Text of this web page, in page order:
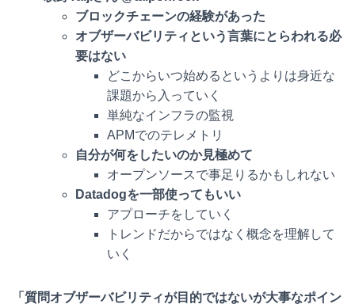
ブロックチェーンの経験があった
オブザーバビリティという言葉にとらわれる必
要はない
どこからいつ始めるというよりは身近な
課題から入っていく
単純なインフラの監視
APMでのテレメトリ
自分が何をしたいのか見極めて
オープンソースで事足りるかもしれない
Datadogを一部使ってもいい
アプローチをしていく
トレンドだからではなく概念を理解して
いく
「質問オブザーバビリティが目的ではないが大事なポイン